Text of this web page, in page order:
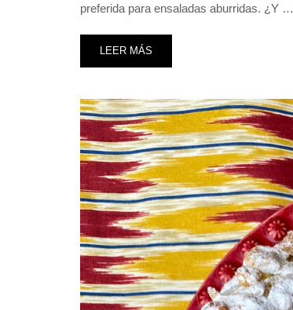
preferida para ensaladas aburridas. ¿Y …
LEER MÁS